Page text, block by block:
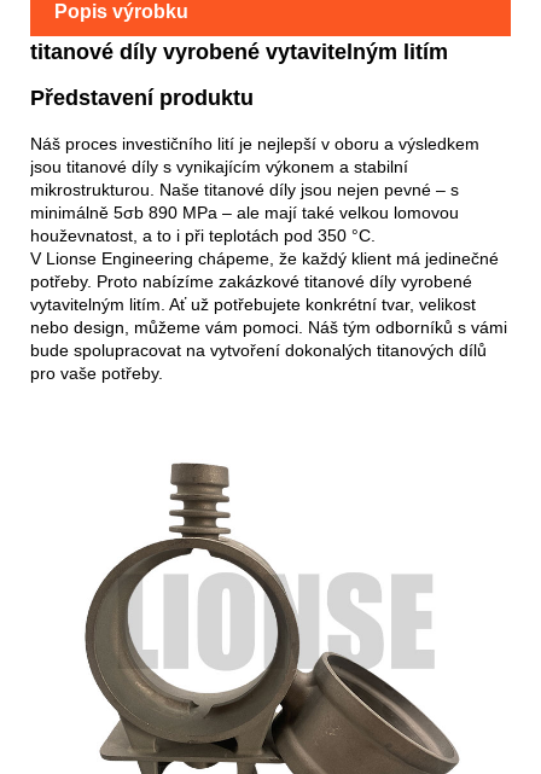
Popis výrobku
titanové díly vyrobené vytavitelným litím
Představení produktu
Náš proces investičního lití je nejlepší v oboru a výsledkem
jsou titanové díly s vynikajícím výkonem a stabilní
mikrostrukturou. Naše titanové díly jsou nejen pevné – s
minimálně 5σb 890 MPa – ale mají také velkou lomovou
houževnatost, a to i při teplotách pod 350 °C.
V Lionse Engineering chápeme, že každý klient má jedinečné
potřeby. Proto nabízíme zakázkové titanové díly vyrobené
vytavitelným litím. Ať už potřebujete konkrétní tvar, velikost
nebo design, můžeme vám pomoci. Náš tým odborníků s vámi
bude spolupracovat na vytvoření dokonalých titanových dílů
pro vaše potřeby.